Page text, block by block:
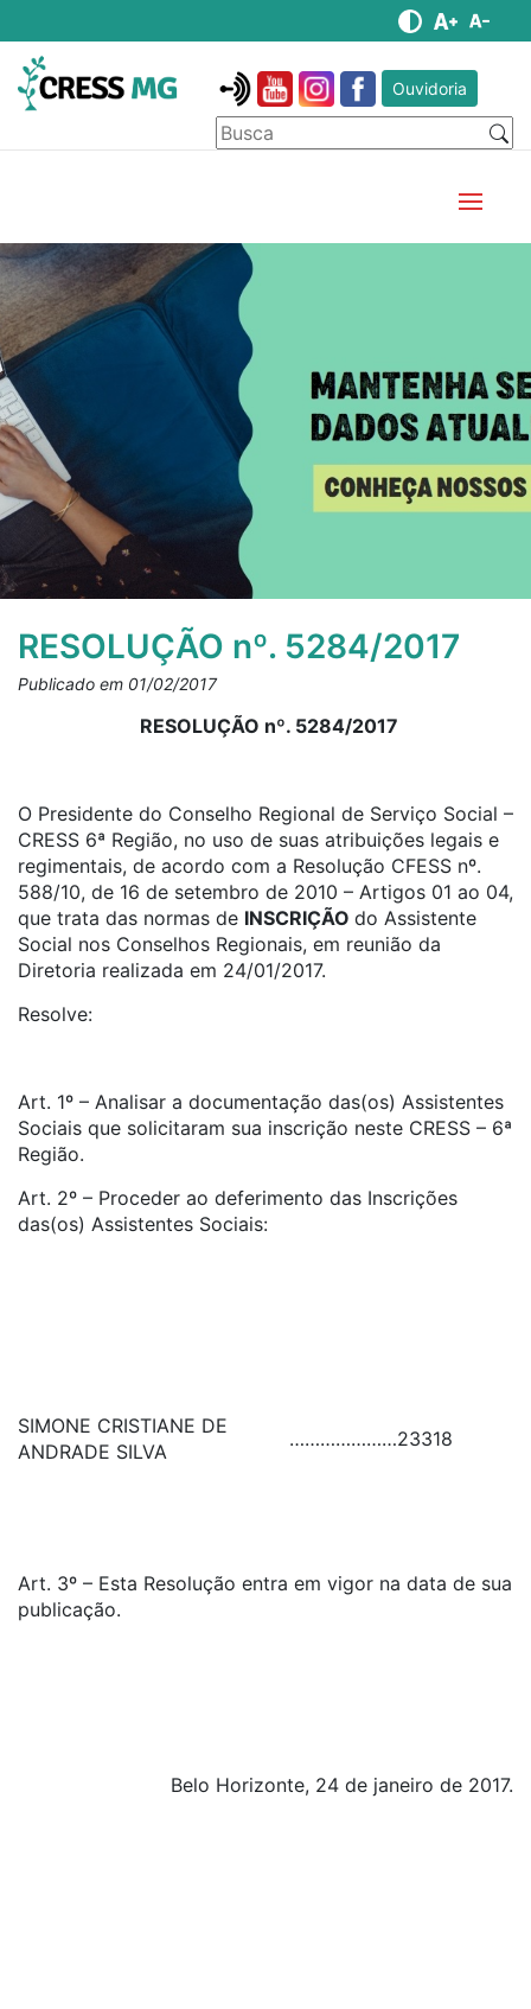
Ouvidoria
RESOLUÇÃO nº. 5284/2017
Publicado em 01/02/2017
RESOLUÇÃO nº. 5284/2017
O Presidente do Conselho Regional de Serviço Social –
CRESS 6ª Região, no uso de suas atribuições legais e
regimentais, de acordo com a Resolução CFESS nº.
588/10, de 16 de setembro de 2010 – Artigos 01 ao 04,
que trata das normas de INSCRIÇÃO do Assistente
Social nos Conselhos Regionais, em reunião da
Diretoria realizada em 24/01/2017.
Resolve:
Art. 1º – Analisar a documentação das(os) Assistentes
Sociais que solicitaram sua inscrição neste CRESS – 6ª
Região.
Art. 2º – Proceder ao deferimento das Inscrições
das(os) Assistentes Sociais:
SIMONE CRISTIANE DE
ANDRADE SILVA
…………………23318
Art. 3º – Esta Resolução entra em vigor na data de sua
publicação.
Belo Horizonte, 24 de janeiro de 2017.